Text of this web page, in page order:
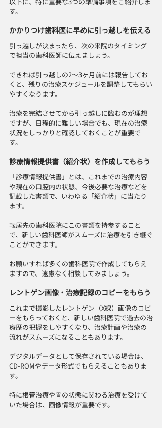
す。
かかりつけ歯科医に早めに引っ越しを伝える
引っ越しが決まったら、次の来院のタイミング
で担当の歯科医師に伝えましょう。
できれば引っ越しの2〜3ヶ月前には報告してお
くと、残りの治療スケジュールを調整してもらい
やすくなります。
治療を完結させてから引っ越しに臨むのが理想
ですが、日程的に難しい場合でも、現在の治療
状況をしっかりと確認しておくことが重要で
す。
診療情報提供書（紹介状）を作成してもらう
「診療情報提供書」とは、これまでの治療内容
や現在の口腔内の状態、今後必要な治療などを
記載した書類で、いわゆる「紹介状」に当たり
ます。
転居先の歯科医院にこの書類を持参すること
で、新しい歯科医師がスムーズに治療を引き継ぐ
ことができます。
お願いすれば多くの歯科医院で作成してもらえ
ますので、遠慮なく相談してみましょう。
レントゲン画像・治療記録のコピーをもらう
これまで撮影したレントゲン（X線）画像のコピ
ーをもらっておくと、新しい歯科医院で過去の治
療歴の把握をしやすくなり、治療計画や治療の
流れがスムーズになることもあります。
デジタルデータとして保存されている場合は、
CD-ROMやデータ形式でもらえることもありま
す。
特に根管治療や骨の状態に関わる治療を受けて
いた場合は、画像情報が重要です。